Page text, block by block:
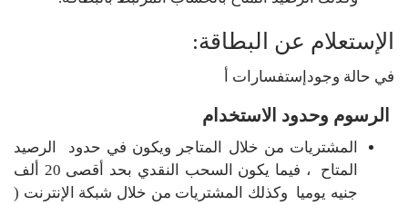
الإستعلام عن البطاقة:
في حالة وجودإستفسارات أ
الرسوم وحدود الاستخدام
المشتريات من خلال المتاجر ويكون في حدود الرصيد
المتاح ، فيما يكون السحب النقدي بحد أقصى 20 ألف
جنيه يوميا وكذلك المشتريات من خلال شبكة الإنترنت (